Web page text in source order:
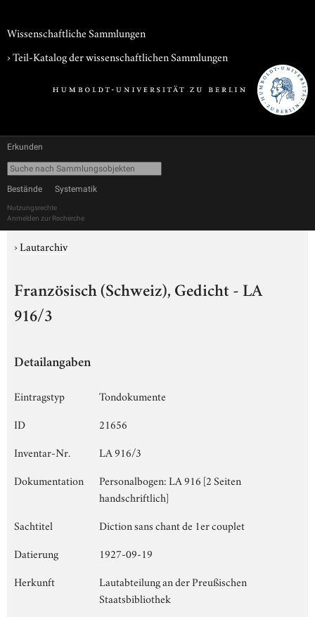
Wissenschaftliche Sammlungen
› Teil-Katalog der wissenschaftlichen Sammlungen
Erkunden
Bestände Systematik
Nutzungsrechte
Anmelden zur Recherche
›Lautarchiv
Französisch (Schweiz), Gedicht - LA
916/3
Detailangaben
Eintragstyp
Tondokumente
ID
21656
Inventar-Nr.
LA 916/3
Dokumentation
Personalbogen: LA 916 [2 Seiten
handschriftlich]
Sachtitel
Diction sans chant de 1er couplet
Datierung
1927-09-19
Herkunft
Lautabteilung an der Preußischen
Staatsbibliothek